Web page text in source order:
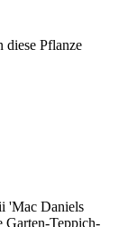
diese Pflanze
'Mac Daniels
Garten-Teppich-